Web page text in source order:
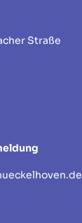
Straße